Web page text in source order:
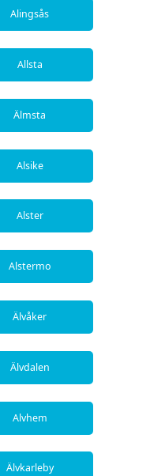
Alingsås
Allsta
Älmsta
Alsike
Alster
Alstermo
Älvåker
Älvdalen
Alvhem
Älvkarleby